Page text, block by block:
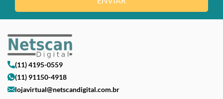
(11) 4195-0559
(11) 91150-4918
lojavirtual@netscandigital.com.br